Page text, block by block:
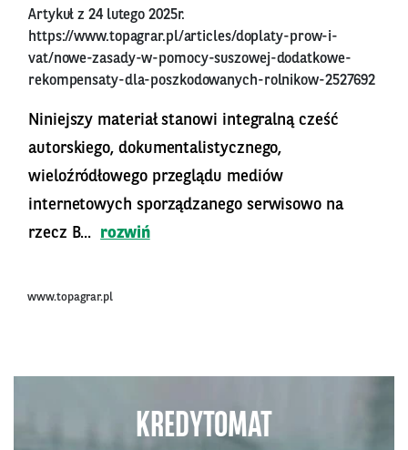
Artykuł z 24 lutego 2025r.
https://www.topagrar.pl/articles/doplaty-prow-i-
vat/nowe-zasady-w-pomocy-suszowej-dodatkowe-
rekompensaty-dla-poszkodowanych-rolnikow-2527692
Niniejszy materiał stanowi integralną cześć
autorskiego, dokumentalistycznego,
wieloźródłowego przeglądu mediów
internetowych sporządzanego serwisowo na
rzecz B...
rozwiń
www.topagrar.pl
KREDYTOMAT